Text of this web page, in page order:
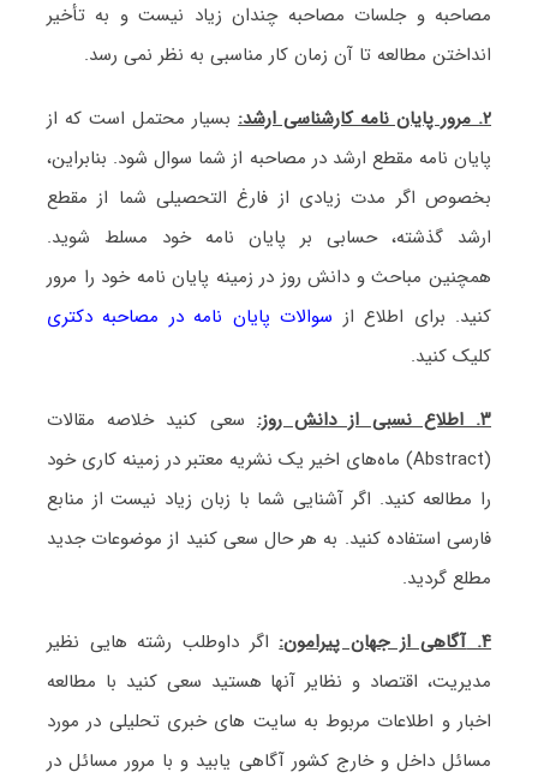
مصاحبه و جلسات مصاحبه چندان زیاد نیست و به تأخیر
انداختن مطالعه تا آن زمان کار مناسبی به نظر نمی رسد.
۲. مرور پایان نامه کارشناسی ارشد: بسیار محتمل است که از
پایان نامه مقطع ارشد در مصاحبه از شما سوال شود. بنابراین،
بخصوص اگر مدت زیادی از فارغ التحصیلی شما از مقطع
ارشد گذشته، حسابی بر پایان نامه خود مسلط شوید.
همچنین مباحث و دانش روز در زمینه پایان نامه خود را مرور
کنید. برای اطلاع از سوالات پایان نامه در مصاحبه دکتری
کلیک کنید.
۳. اطلاع نسبی از دانش روز:
سعی کنید خلاصه مقالات
(Abstract) ماه‌های اخیر یک نشریه معتبر در زمینه کاری خود
را مطالعه کنید. اگر آشنایی شما با زبان زیاد نیست از منابع
فارسی استفاده کنید. به هر حال سعی کنید از موضوعات جدید
مطلع گردید.
۴. آگاهی از جهان پیرامون:اگر داوطلب رشته هایی نظیر
مدیریت، اقتصاد و نظایر آنها هستید سعی کنید با مطالعه
اخبار و اطلاعات مربوط به سایت های خبری تحلیلی در مورد
مسائل داخل و خارج کشور آگاهی یابید و با مرور مسائل در